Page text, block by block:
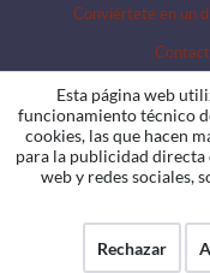
Conviértete en un
Esta página web
funcionamiento técnico
cookies, las que hacen
para la publicidad
web y redes sociales,
Rechazar